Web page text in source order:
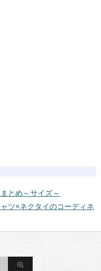
とめ～サイズ～
ツ×ネクタイのコーディネ